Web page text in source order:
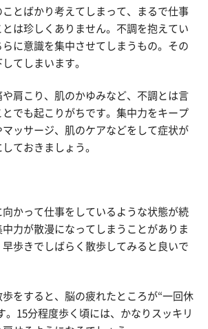
とばかり考えてしまって、まるで仕事
は珍しくありません。不調を抱えてい
に意識を集中させてしまうもの。その
てしまいます。
や肩こり、肌のかゆみなど、不調とは言
でも起こりがちです。集中力をキープ
マッサージ、肌のケアなどをして症状が
ておきましょう。
かって仕事をしているような状態が続
中力が散漫になってしまうことがありま
歩きでしばらく散歩してみると良いで
をすると、脳の疲れたところが“一回休
。15分程度歩く頃には、かなりスッキリ